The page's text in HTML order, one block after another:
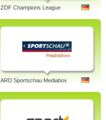
ZDF Champions League
ARD Sportschau Mediabox